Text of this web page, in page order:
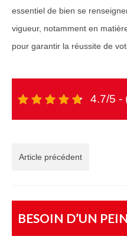
essentiel de bien se
vigueur, notamment en
pour garantir la réussite de
4.7/5 -
Article précédent
BESOIN D’UN